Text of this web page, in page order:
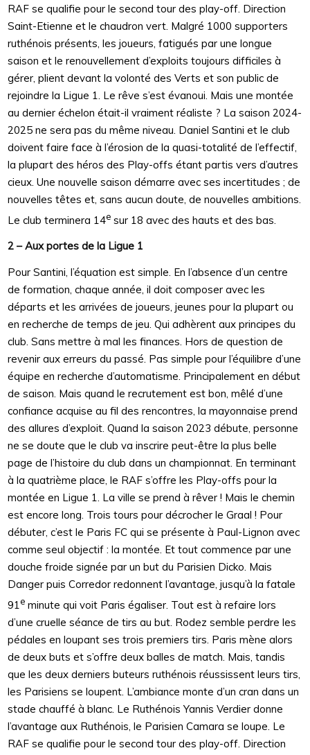
RAF se qualifie pour le second tour des play-off. Direction
Saint-Etienne et le chaudron vert. Malgré 1000 supporters
ruthénois présents, les joueurs, fatigués par une longue
saison et le renouvellement d’exploits toujours difficiles à
gérer, plient devant la volonté des Verts et son public de
rejoindre la Ligue 1. Le rêve s’est évanoui. Mais une montée
au dernier échelon était-il vraiment réaliste ? La saison 2024-
2025 ne sera pas du même niveau. Daniel Santini et le club
doivent faire face à l’érosion de la quasi-totalité de l’effectif,
la plupart des héros des Play-offs étant partis vers d’autres
cieux. Une nouvelle saison démarre avec ses incertitudes ; de
nouvelles têtes et, sans aucun doute, de nouvelles ambitions.
Le club terminera 14e sur 18 avec des hauts et des bas.
2 – Aux portes de la Ligue 1
Pour Santini, l’équation est simple. En l’absence d’un centre
de formation, chaque année, il doit composer avec les
départs et les arrivées de joueurs, jeunes pour la plupart ou
en recherche de temps de jeu. Qui adhèrent aux principes du
club. Sans mettre à mal les finances. Hors de question de
revenir aux erreurs du passé. Pas simple pour l’équilibre d’une
équipe en recherche d’automatisme. Principalement en début
de saison. Mais quand le recrutement est bon, mêlé d’une
confiance acquise au fil des rencontres, la mayonnaise prend
des allures d’exploit. Quand la saison 2023 débute, personne
ne se doute que le club va inscrire peut-être la plus belle
page de l’histoire du club dans un championnat. En terminant
à la quatrième place, le RAF s’offre les Play-offs pour la
montée en Ligue 1. La ville se prend à rêver ! Mais le chemin
est encore long. Trois tours pour décrocher le Graal ! Pour
débuter, c’est le Paris FC qui se présente à Paul-Lignon avec
comme seul objectif : la montée. Et tout commence par une
douche froide signée par un but du Parisien Dicko. Mais
Danger puis Corredor redonnent l’avantage, jusqu’à la fatale
91e minute qui voit Paris égaliser. Tout est à refaire lors
d’une cruelle séance de tirs au but. Rodez semble perdre les
pédales en loupant ses trois premiers tirs. Paris mène alors
de deux buts et s’offre deux balles de match. Mais, tandis
que les deux derniers buteurs ruthénois réussissent leurs tirs,
les Parisiens se loupent. L’ambiance monte d’un cran dans un
stade chauffé à blanc. Le Ruthénois Yannis Verdier donne
l’avantage aux Ruthénois, le Parisien Camara se loupe. Le
RAF se qualifie pour le second tour des play-off. Direction